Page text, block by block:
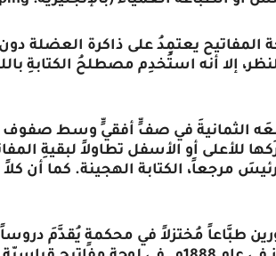
المفاتيح يعتمِدُ على ذاكرة العضلة
إلا أنه استُخدِم مصطلحُ
الثمانيةَ في صفٍّ أفقيٍّ وسط صفوف
للأعلى أو الأسفل تطاولاً لبقيةِ
مرجعاً، الكتابة الهجينة. كما أن
طبَّاعاً مُختزلاً في محكمةٍ يُقدَّمَ